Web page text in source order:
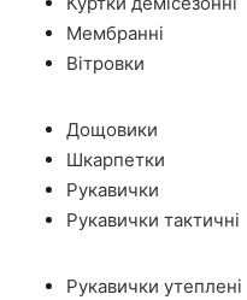
Мембранні
Вітровки
Дощовики
Шкарпетки
Рукавички
Рукавички тактичні
Рукавички утеплені